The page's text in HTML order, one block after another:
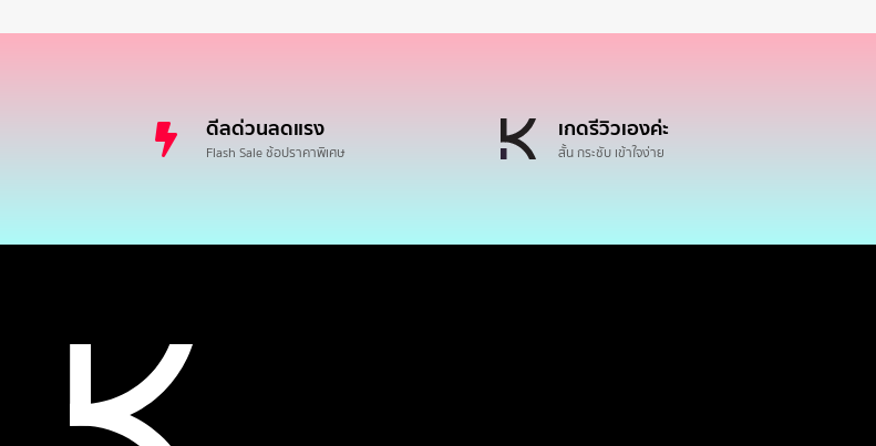
ดีลด่วนลดแรง
Flash Sale ช้อปราคาพิเศษ
เกดรีวิวเองค่ะ
สั้น กระชับ เข้าใจง่าย